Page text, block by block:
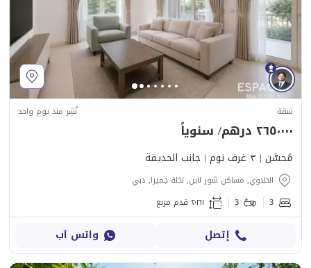
شقة نُشِر منذ يوم واحد
٢٦٥٬٠٠٠ درهم/ سنوياً
مُحسَّن | ٣ غرف نوم | جانب الحديقة
الحلاوي, مساكن شور لاين, نخلة جميرا, دبي
3
3 ٢٬١٦١ قدم مربع
إتصل واتس آب